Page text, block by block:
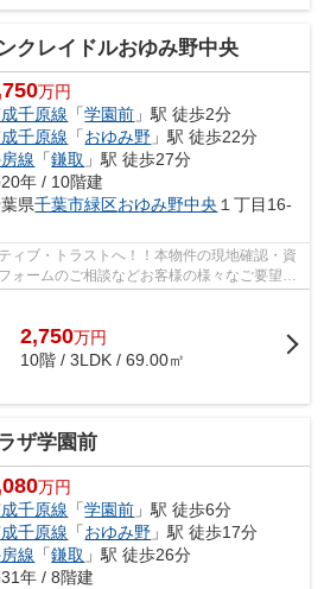
クレイドルおゆみ野中央
万円
千原線 「学園前 」駅 徒歩2分
千原線 「おゆみ野 」駅 徒歩22分
線 「鎌取 」駅 徒歩27分
年 / 10階建
県千葉市緑区おゆみ野中央 １丁目16-
ィブ・トラストへ！！本物件の現地確認・資
ォームのご相談などお客様の様々なご要望に
300-0...
2,750万円
10階 / 3LDK / 69.00㎡
ザ学園前
万円
千原線 「学園前 」駅 徒歩6分
千原線 「おゆみ野 」駅 徒歩17分
線 「鎌取 」駅 徒歩26分
年 / 8階建